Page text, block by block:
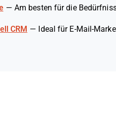
— Am besten für die
CRM — Ideal für E-Mail-